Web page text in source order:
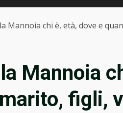
Mannoia chi è, età, dove e
Mannoia
figli,